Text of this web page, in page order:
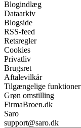
Blogindlæg
Dataarkiv
Blogside
RSS-feed
Retsregler
Cookies
Privatliv
Brugsret
Aftalevilkår
Tilgængelige funktioner
Grøn omstilling
FirmaBroen.dk
Saro
support@saro.dk